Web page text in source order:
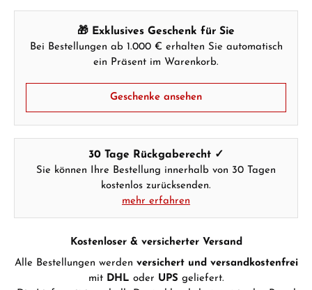
🎁 Exklusives Geschenk für Sie
Bei Bestellungen ab 1.000 € erhalten Sie automatisch
ein Präsent im Warenkorb.
Geschenke ansehen
30 Tage Rückgaberecht ✓
Sie können Ihre Bestellung innerhalb von 30 Tagen
kostenlos zurücksenden.
mehr erfahren
Kostenloser & versicherter Versand
Alle Bestellungen werden versichert und versandkostenfrei
mit DHL oder UPS geliefert.